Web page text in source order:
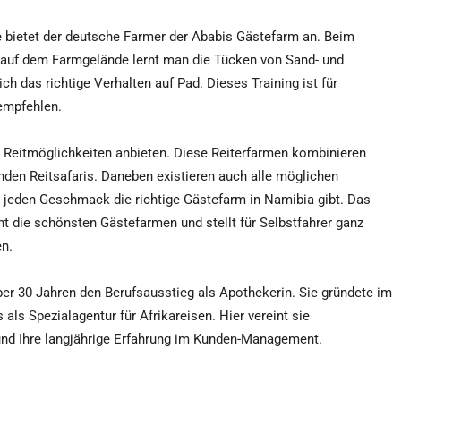
der deutsche Farmer der Ababis Gästefarm an. Beim
dem Farmgelände lernt man die Tücken von Sand- und
das richtige Verhalten auf Pad. Dieses Training ist für
anbieten. Diese Reiterfarmen kombinieren
Reitsafaris. Daneben existieren auch alle möglichen
Geschmack die richtige Gästefarm in Namibia gibt. Das
die schönsten Gästefarmen und stellt für Selbstfahrer ganz
30 Jahren den Berufsausstieg als Apothekerin. Sie gründete im
Spezialagentur für Afrikareisen. Hier vereint sie
Ihre langjährige Erfahrung im Kunden-Management.